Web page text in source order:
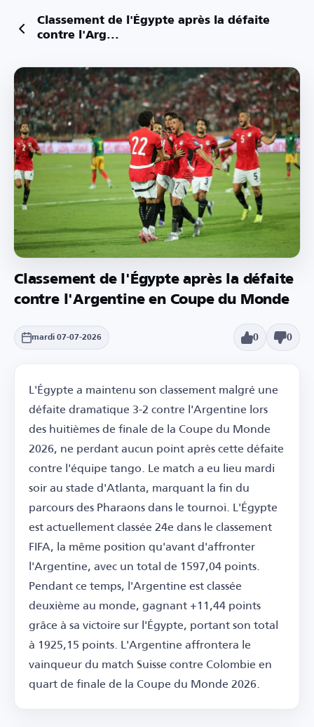
Classement de l'Égypte après la défaite
contre l'Arg...
Classement de l'Égypte après la défaite
contre l'Argentine en Coupe du Monde
mardi 07-07-2026 0 0
L'Égypte a maintenu son classement malgré une
défaite dramatique 3-2 contre l'Argentine lors
des huitièmes de finale de la Coupe du Monde
2026, ne perdant aucun point après cette défaite
contre l'équipe tango. Le match a eu lieu mardi
soir au stade d'Atlanta, marquant la fin du
parcours des Pharaons dans le tournoi. L'Égypte
est actuellement classée 24e dans le classement
FIFA, la même position qu'avant d'affronter
l'Argentine, avec un total de 1597,04 points.
Pendant ce temps, l'Argentine est classée
deuxième au monde, gagnant +11,44 points
grâce à sa victoire sur l'Égypte, portant son total
à 1925,15 points. L'Argentine affrontera le
vainqueur du match Suisse contre Colombie en
quart de finale de la Coupe du Monde 2026.